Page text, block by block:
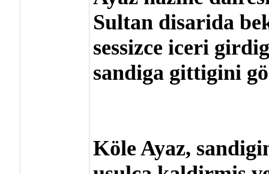
Sultan disarida
sessizce iceri
sandiga gittigini
Köle Ayaz,